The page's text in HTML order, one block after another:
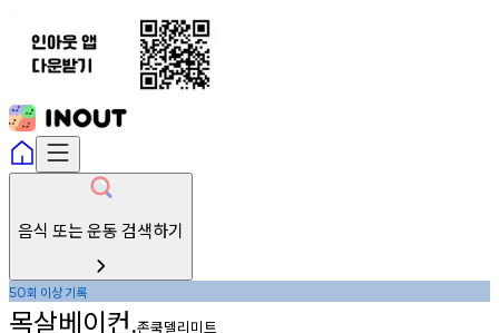
음식 또는 운동 검색하기
50회 이상기록
목살베이컨.존쿡델리미트